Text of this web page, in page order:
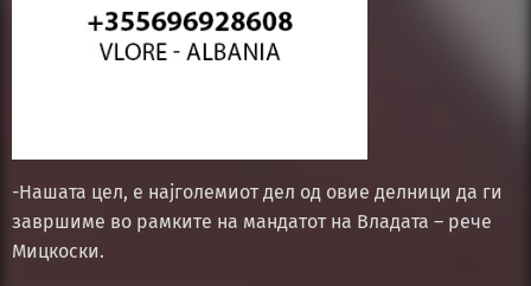
-Нашата цел, е најголемиот дел од овие делници да ги
завршиме во рамките на мандатот на Владата – рече
Мицкоски.